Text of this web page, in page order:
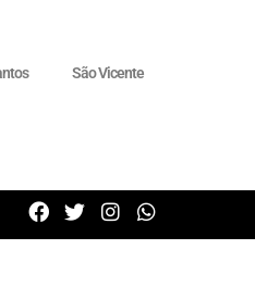
São Vicente